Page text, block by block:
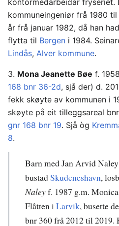
kommuneingeniør frå 1980
år frå januar 1982, då han
flytta til Bergen i 1984.
Lindås, Alver kommune.
3. Mona Jeanette Bøe f. 1958
168 bnr 36-2d, sjå der) d.
fekk skøyte av kommunen i
skøyte på eit tilleggsareal
gnr 168 bnr 19. Sjå òg
8.
Barn med Jan Arvid
bustadSkudeneshavn,
Naleyf. 1987 g.m.
Flåtten i Larvik, busette
bnr 360 frå 2012 til 2019.